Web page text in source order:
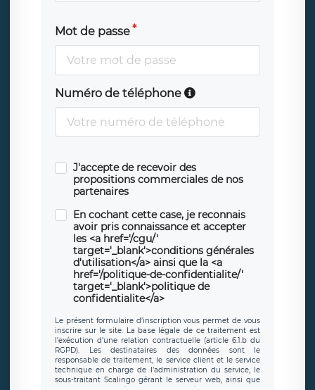
Mot de passe
Numéro de téléphone
J'accepte de recevoir des
propositions commerciales de nos
partenaires
En cochant cette case, je reconnais
avoir pris connaissance et accepter
les <a href='/cgu/'
target='_blank'>conditions générales
d'utilisation</a> ainsi que la <a
href='/politique-de-confidentialite/'
target='_blank'>politique de
confidentialite</a>
Le présent formulaire d’inscription vous permet de vous
inscrire sur le site. La base légale de ce traitement est
l’exécution d’une relation contractuelle (article 6.1.b du
RGPD). Les destinataires des données sont le
responsable de traitement, le service client et le service
technique en charge de l’administration du service, le
sous-traitant Scalingo gérant le serveur web, ainsi que